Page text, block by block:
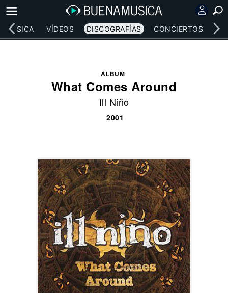
MÚSICA VÍDEOS DISCOGRAFÍAS CONCIERTOS
ÁLBUM
What Comes Around
Ill Niño
2001